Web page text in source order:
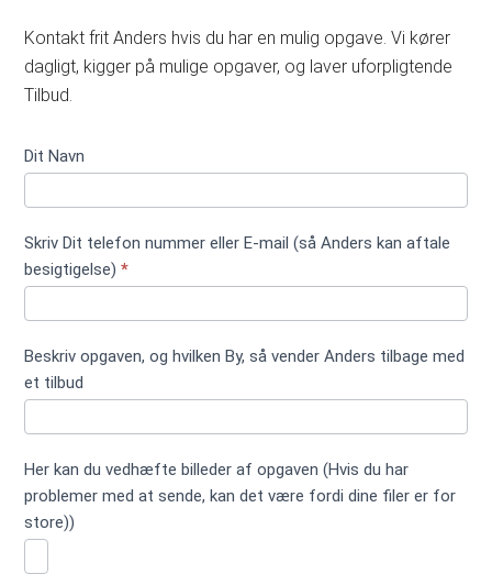
Kontakt frit Anders hvis du har en mulig opgave. Vi kører
dagligt, kigger på mulige opgaver, og laver uforpligtende
Tilbud.
Kontakt
kort ikke
træfældning
Dit Navn
Skriv Dit telefon nummer eller E-mail (så Anders kan aftale
besigtigelse)*
Beskriv opgaven, og hvilken By, så vender Anders tilbage med
et tilbud
Her kan du vedhæfte billeder af opgaven (Hvis du har
problemer med at sende, kan det være fordi dine filer er for
store))